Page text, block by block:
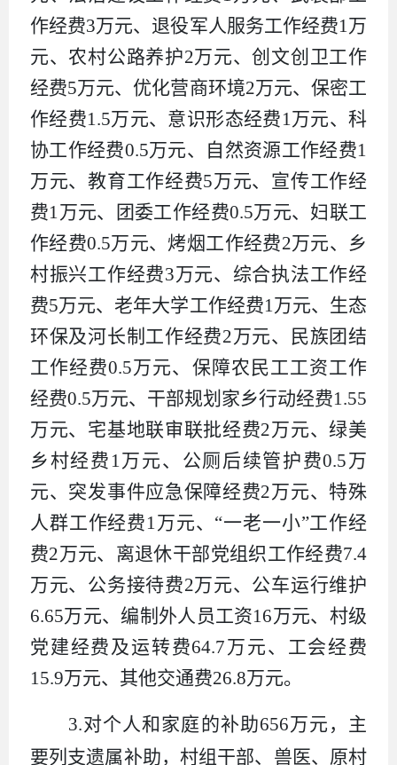
作经费3万元、退役军人服务工作经费1 万
元、农村公路养护2万元、创文创卫工作
经费5万元、优化营商环境2万元、保密工
作经费1.5万元、意识形态经费1 万元、科
协工作经费0.5万元、自然资源工作经费1
万元、教育工作经费5万元、宣传工作经
费1 万元、团委工作经费0.5万元、妇联工
作经费0.5万元、烤烟工作经费2万元、乡
村振兴工作经费3万元、综合执法工作经
费5万元、老年大学工作经费1 万元、生态
环保及河长制工作经费2万元、民族团结
工作经费0.5万元、保障农民工工资工作
经费0.5万元、干部规划家乡行动经费1.55
万元、宅基地联审联批经费2万元、绿美
乡村经费 1 万元、公厕后续管护费0.5万
元、突发事件应急保障经费2万元、特殊
人群工作经费1 万元、“一老一小”工作经
费2万元、离退休干部党组织工作经费7.4
万元、公务接待费2万元、公车运行维护
6.65万元、编制外人员工资16万元、村级
党建经费及运转费64.7万元、工会经费
15.9万元、其他交通费26.8万元。
3.对个人和家庭的补助656万元 ，主
要列支遗属补助，村组干部、兽医、原村